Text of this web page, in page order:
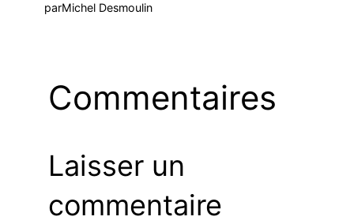
parMichel Desmoulin
Commentaires
Laisser un
commentaire